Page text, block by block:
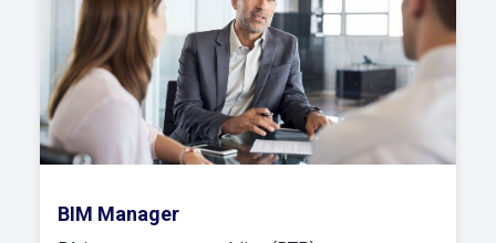
BIM Manager